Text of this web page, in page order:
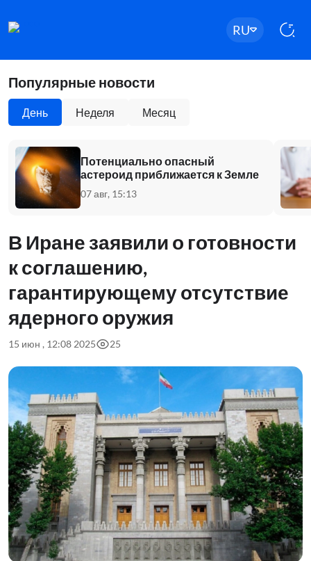
RU
Популярные новости
День Неделя Месяц
Потенциально опасный
астероид приближается к Земле
07 авг, 15:13
В Иране заявили о готовности
к соглашению,
гарантирующему отсутствие
ядерного оружия
15 июн , 12:08 2025 25